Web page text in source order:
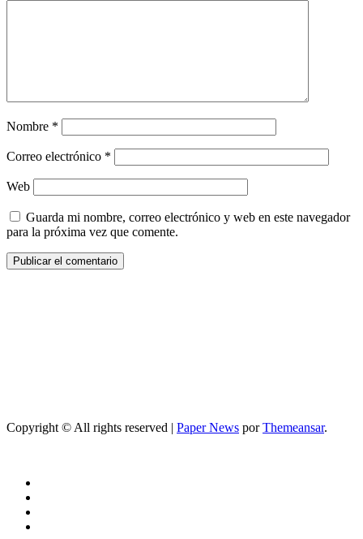
Nombre *
Correo electrónico *
Web
Guarda mi nombre, correo electrónico y web en este navegador
para la próxima vez que comente.
Copyright © All rights reserved | Paper News porThemeansar.